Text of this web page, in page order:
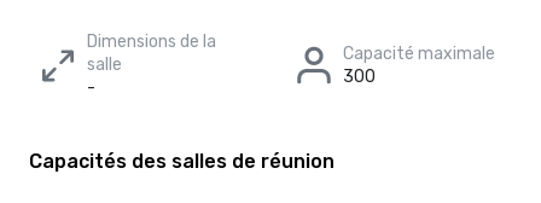
Dimensions de la
salle
-
Capacité maximale
300
Capacités des salles de réunion